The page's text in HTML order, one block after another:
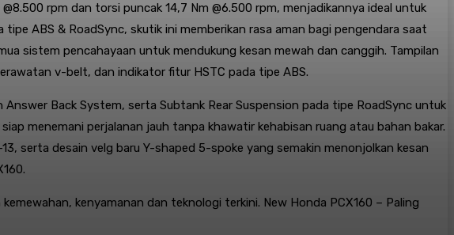
rpm dan torsi puncak 14,7 Nm @6.500 rpm, menjadikannya ideal untuk
ABS & RoadSync, skutik ini memberikan rasa aman bagi pengendara saat
sistem pencahayaan untuk mendukung kesan mewah dan canggih. Tampilan
v-belt, dan indikator fitur HSTC pada tipe ABS.
Back System, serta Subtank Rear Suspension pada tipe RoadSync untuk
menemani perjalanan jauh tanpa khawatir kehabisan ruang atau bahan bakar.
serta desain velg baru Y-shaped 5-spoke yang semakin menonjolkan kesan
kenyamanan dan teknologi terkini. New Honda PCX160 – Paling